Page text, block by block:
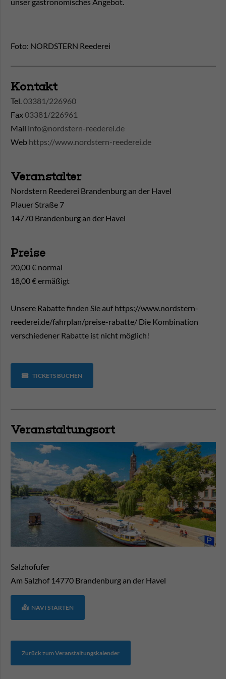
Foto: NORDSTERN Reederei
Kontakt
Tel. 03381/226960
Fax03381/226961
Mail info@nordstern-reederei.de
Web https://www.nordstern-reederei.de
Veranstalter
Nordstern Reederei Brandenburg an der Havel
Plauer Straße 7
14770 Brandenburg an der Havel
Preise
20,00 € normal
18,00 € ermäßigt
Unsere Rabatte finden Sie auf https://www.nordstern-
reederei.de/fahrplan/preise-rabatte/ Die Kombination
verschiedener Rabatte ist nicht möglich!
TICKETS BUCHEN
Veranstaltungsort
Salzhofufer
Am Salzhof 14770 Brandenburg an der Havel
NAVI STARTEN
Zurück zum Veranstaltungskalender